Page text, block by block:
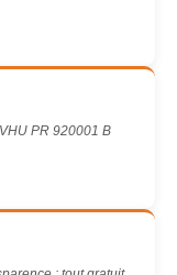
PR 920001 B